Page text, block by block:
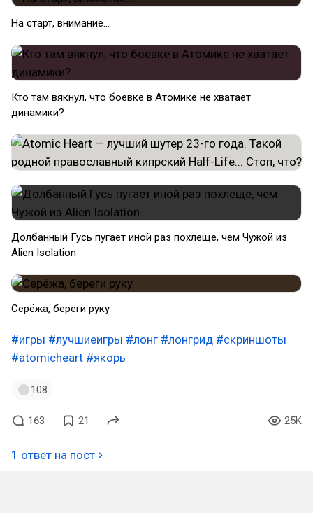
На старт, внимание...
Кто там вякнул, что боевке в Атомике не хватает
динамики?
Долбанный Гусь пугает иной раз похлеще, чем Чужой из
Alien Isolation
Серёжа, береги руку
#игры #лучшиеигры #лонг #лонгрид #скриншоты
#atomicheart #якорь
108
163 21 25K
1 ответ на пост